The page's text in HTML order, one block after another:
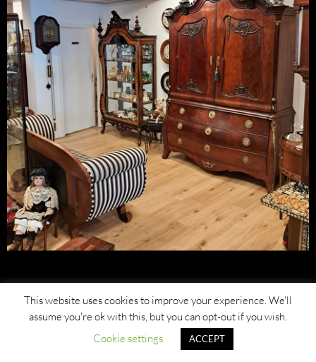
This website uses cookies to improve your experience. We'll
assume you're ok with this, but you can opt-out if you wish.
Cookie settings
ACCEPT